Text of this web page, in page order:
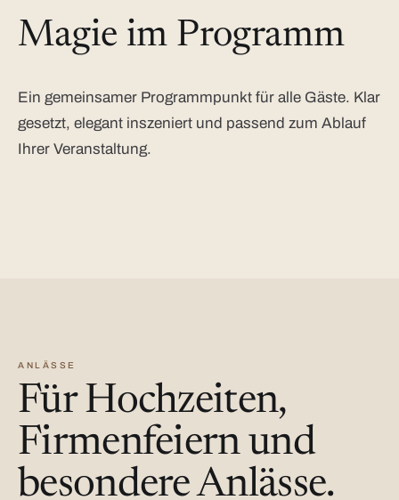
Magie im Programm
Ein gemeinsamer Programmpunkt für alle Gäste. Klar
gesetzt, elegant inszeniert und passend zum Ablauf
Ihrer Veranstaltung.
ANLÄSSE
Für Hochzeiten,
Firmenfeiern und
besondere Anlässe.